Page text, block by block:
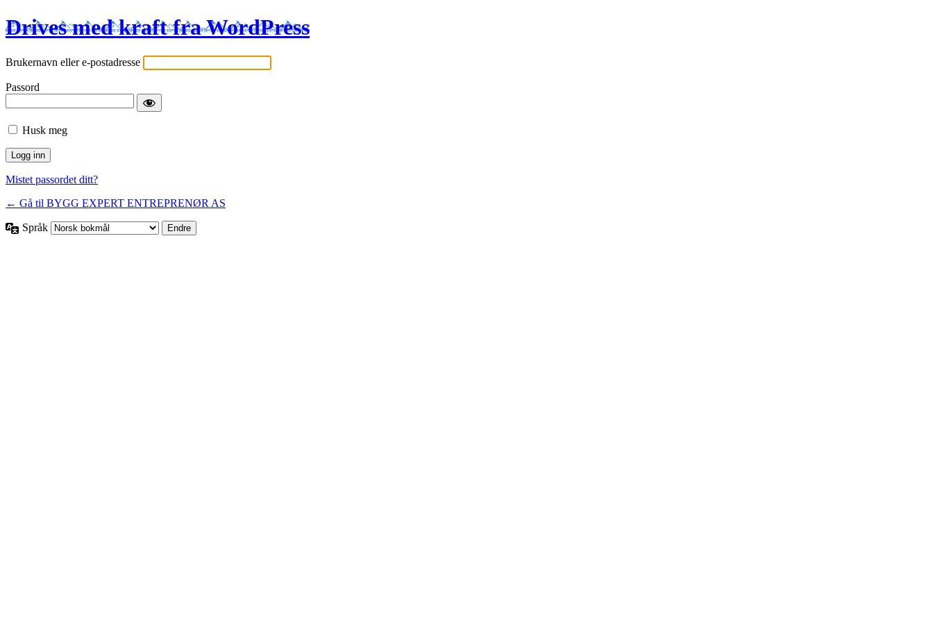
Drives med kraft fra WordPress
Brukernavn eller e-postadresse
Passord
Husk meg
Mistet passordet ditt?
← Gå til BYGG EXPERT ENTREPRENØR AS
Språk